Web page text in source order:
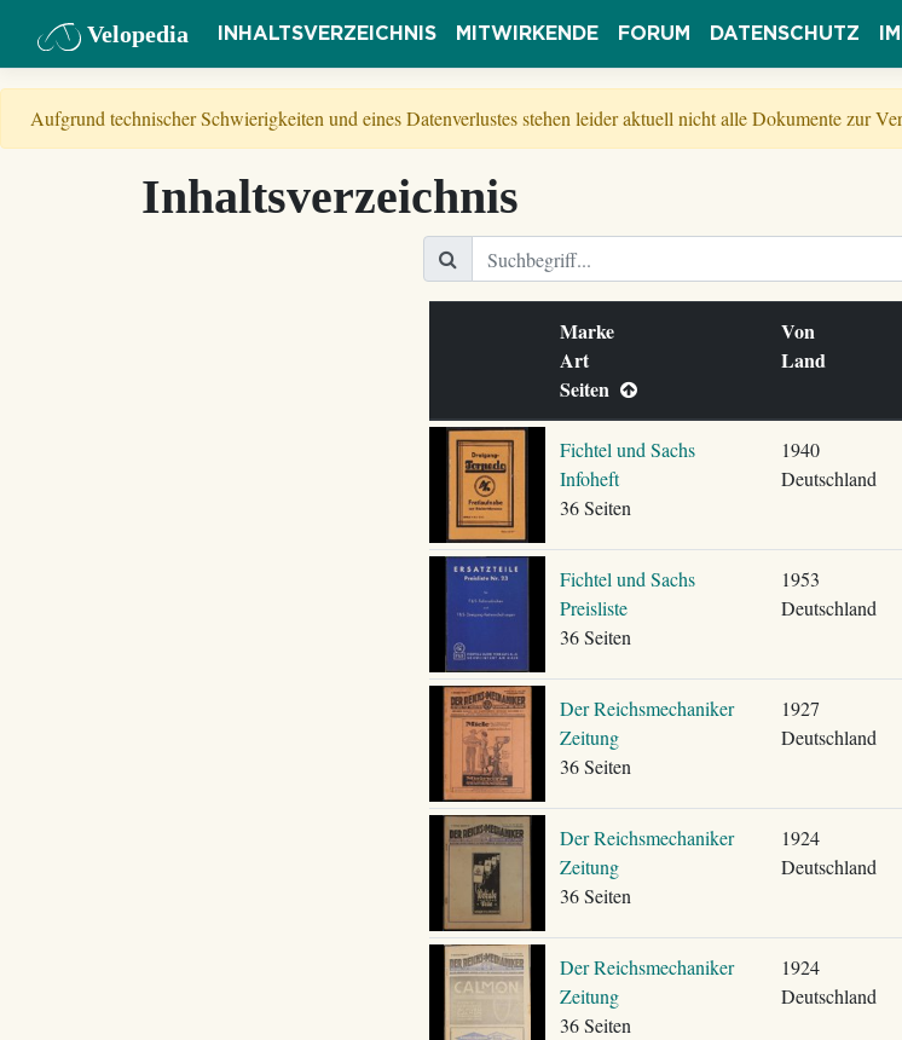
Velopedia INHALTSVERZEICHNIS MITWIRKENDE FORUM DATENSCHUTZ
Aufgrund technischer Schwierigkeiten und eines Datenverlustes stehen leider aktuell nicht alle Dokumente zur
Inhaltsverzeichnis
Marke
Art
Seiten
Von
Land
Fichtel und Sachs
Infoheft
36 Seiten
1940
Deutschland
Fichtel und Sachs
Preisliste
36 Seiten
1953
Deutschland
Der Reichsmechaniker
Zeitung
36 Seiten
1927
Deutschland
Der Reichsmechaniker
Zeitung
36 Seiten
1924
Deutschland
Der Reichsmechaniker
Zeitung
36 Seiten
1924
Deutschland